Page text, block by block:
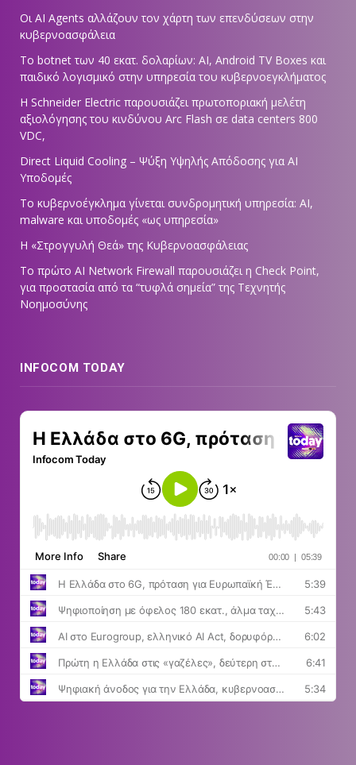
Οι AI Agents αλλάζουν τον χάρτη των επενδύσεων στην
κυβερνοασφάλεια
Το botnet των 40 εκατ. δολαρίων: AI, Android TV Boxes και
παιδικό λογισμικό στην υπηρεσία του κυβερνοεγκλήματος
Η Schneider Electric παρουσιάζει πρωτοποριακή μελέτη
αξιολόγησης του κινδύνου Arc Flash σε data centers 800
VDC,
Direct Liquid Cooling – Ψύξη Υψηλής Απόδοσης για AI
Υποδομές
Το κυβερνοέγκλημα γίνεται συνδρομητική υπηρεσία: AI,
malware και υποδομές «ως υπηρεσία»
Η «Στρογγυλή Θεά» της Κυβερνοασφάλειας
Tο πρώτο AI Network Firewall παρουσιάζει η Check Point,
για προστασία από τα “τυφλά σημεία” της Τεχνητής
Νοημοσύνης
INFOCOM TODAY